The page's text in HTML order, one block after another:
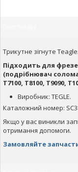
Трикутне зігнуте Teagle.
Підходить для
(подрібнювач
T7100, T8100, T9090,
Виробник: TEGLE.
Каталожний номер:
Якщо у вас виникли
отримання допомоги.
Замовляйте